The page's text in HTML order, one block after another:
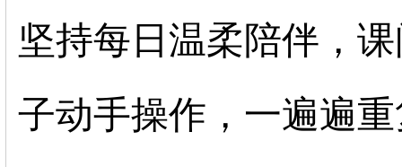
坚持每日温柔陪伴，
子动手操作，一遍遍